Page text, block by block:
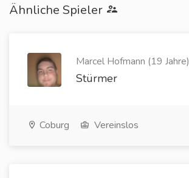
Ähnliche Spieler
Marcel Hofmann (19 Jahre)
Stürmer
Coburg Vereinslos